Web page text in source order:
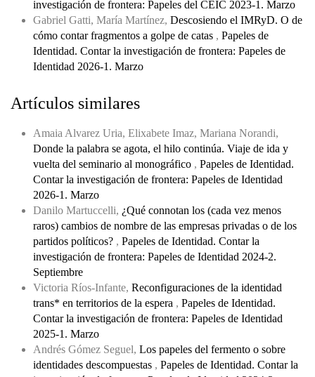
investigación de frontera: Papeles del CEIC 2023-1. Marzo
Gabriel Gatti, María Martínez, Descosiendo el IMRyD. O de
cómo contar fragmentos a golpe de catas , Papeles de
Identidad. Contar la investigación de frontera: Papeles de
Identidad 2026-1. Marzo
Artículos similares
Amaia Alvarez Uria, Elixabete Imaz, Mariana Norandi,
Donde la palabra se agota, el hilo continúa. Viaje de ida y
vuelta del seminario al monográfico , Papeles de Identidad.
Contar la investigación de frontera: Papeles de Identidad
2026-1. Marzo
Danilo Martuccelli, ¿Qué connotan los (cada vez menos
raros) cambios de nombre de las empresas privadas o de los
partidos políticos? , Papeles de Identidad. Contar la
investigación de frontera: Papeles de Identidad 2024-2.
Septiembre
Victoria Ríos-Infante, Reconfiguraciones de la identidad
trans* en territorios de la espera , Papeles de Identidad.
Contar la investigación de frontera: Papeles de Identidad
2025-1. Marzo
Andrés Gómez Seguel, Los papeles del fermento o sobre
identidades descompuestas , Papeles de Identidad. Contar la